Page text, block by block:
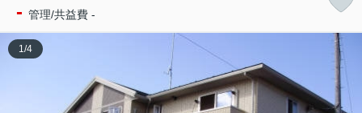
- 管理/共益費 -
1/4